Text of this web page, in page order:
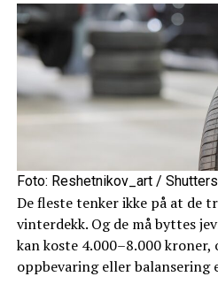
Foto: Reshetnikov_art /
De fleste tenker ikke på at de
vinterdekk. Og de må byttes
kan koste 4.000–8.000
oppbevaring eller balansering